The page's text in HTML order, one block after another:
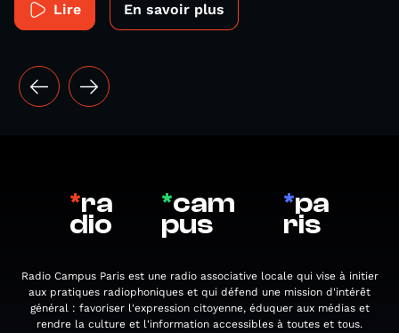
Lire En savoir plus
*ra
dio
*cam
pus
*pa
ris
Radio Campus Paris est une radio associative locale qui vise à initier
aux pratiques radiophoniques et qui défend une mission d'intérêt
général : favoriser l'expression citoyenne, éduquer aux médias et
rendre la culture et l'information accessibles à toutes et tous.